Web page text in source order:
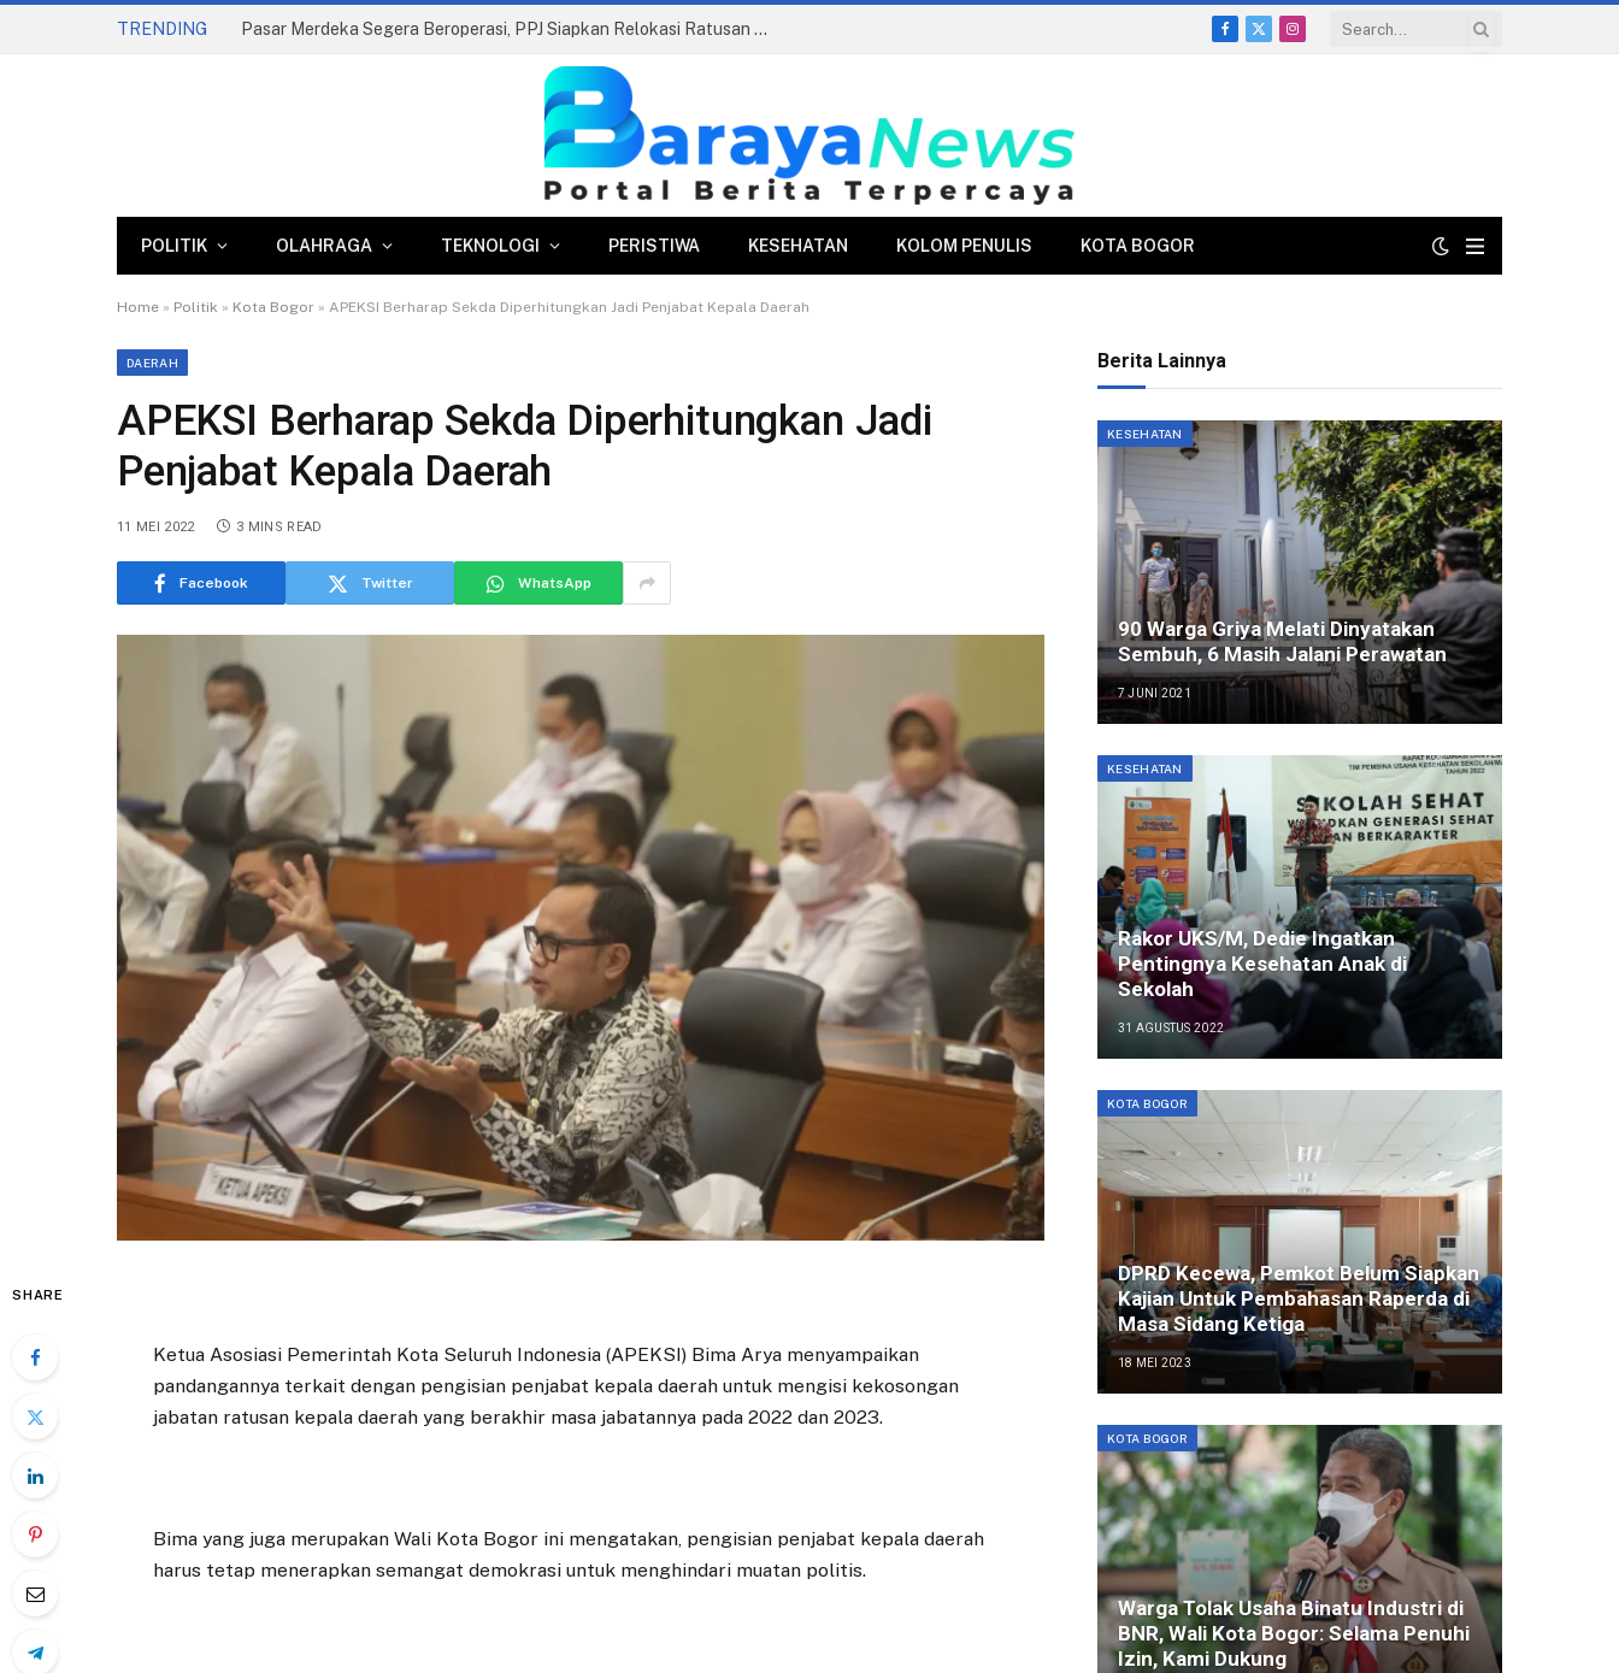
TRENDING Pasar Merdeka Segera Beroperasi, PPJ Siapkan Relokasi Ratusan Pedagang dan PKL
Facebook
X
Instagram
POLITIK OLAHRAGA TEKNOLOGI PERISTIWA KESEHATAN KOLOM PENULIS KOTA BOGOR
Home » Politik » Kota Bogor » APEKSI Berharap Sekda Diperhitungkan Jadi Penjabat Kepala Daerah
DAERAH
APEKSI Berharap Sekda Diperhitungkan Jadi
Penjabat Kepala Daerah
11 MEI 2022 3 MINS READ
Facebook Twitter WhatsApp
SHARE
Ketua Asosiasi Pemerintah Kota Seluruh Indonesia (APEKSI) Bima Arya menyampaikan
pandangannya terkait dengan pengisian penjabat kepala daerah untuk mengisi kekosongan
jabatan ratusan kepala daerah yang berakhir masa jabatannya pada 2022 dan 2023.
Bima yang juga merupakan Wali Kota Bogor ini mengatakan, pengisian penjabat kepala daerah
harus tetap menerapkan semangat demokrasi untuk menghindari muatan politis.
Berita Lainnya
KESEHATAN
90 Warga Griya Melati Dinyatakan
Sembuh, 6 Masih Jalani Perawatan
7 JUNI 2021
KESEHATAN
Rakor UKS/M, Dedie Ingatkan
Pentingnya Kesehatan Anak di
Sekolah
31 AGUSTUS 2022
KOTA BOGOR
DPRD Kecewa, Pemkot Belum Siapkan
Kajian Untuk Pembahasan Raperda di
Masa Sidang Ketiga
18 MEI 2023
KOTA BOGOR
Warga Tolak Usaha Binatu Industri di
BNR, Wali Kota Bogor: Selama Penuhi
Izin, Kami Dukung